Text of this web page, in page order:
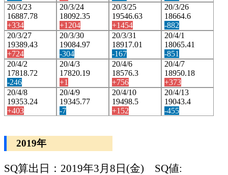
20/3/23
16887.78
+334
20/3/24
18092.35
+1204
20/3/25
19546.63
+1454
20/3/26
18664.6
-882
20/3/27
19389.43
+724
20/3/30
19084.97
-304
20/3/31
18917.01
-167
20/4/1
18065.41
-851
20/4/2
17818.72
-246
20/4/3
17820.19
+1
20/4/6
18576.3
+756
20/4/7
18950.18
+373
20/4/8
19353.24
+403
20/4/9
19345.77
-7
20/4/10
19498.5
+152
20/4/13
19043.4
-455
2019年
SQ算出日：2019年3月8日(金) SQ値: